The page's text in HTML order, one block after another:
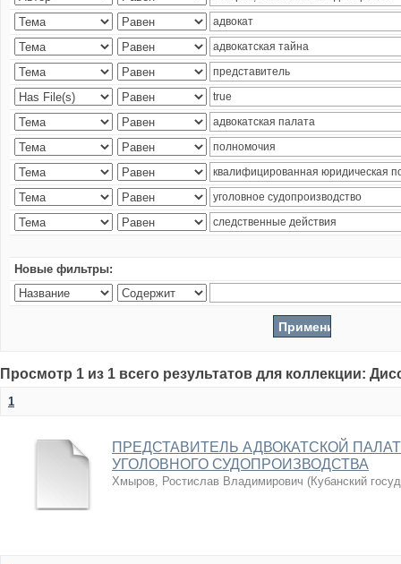
Новые фильтры:
Просмотр 1 из 1 всего результатов для коллекции:
1
ПРЕДСТАВИТЕЛЬ АДВОКАТСКОЙ
УГОЛОВНОГО СУДОПРОИЗВОДСТВА
Хмыров, Ростислав Владимирович (Кубанский